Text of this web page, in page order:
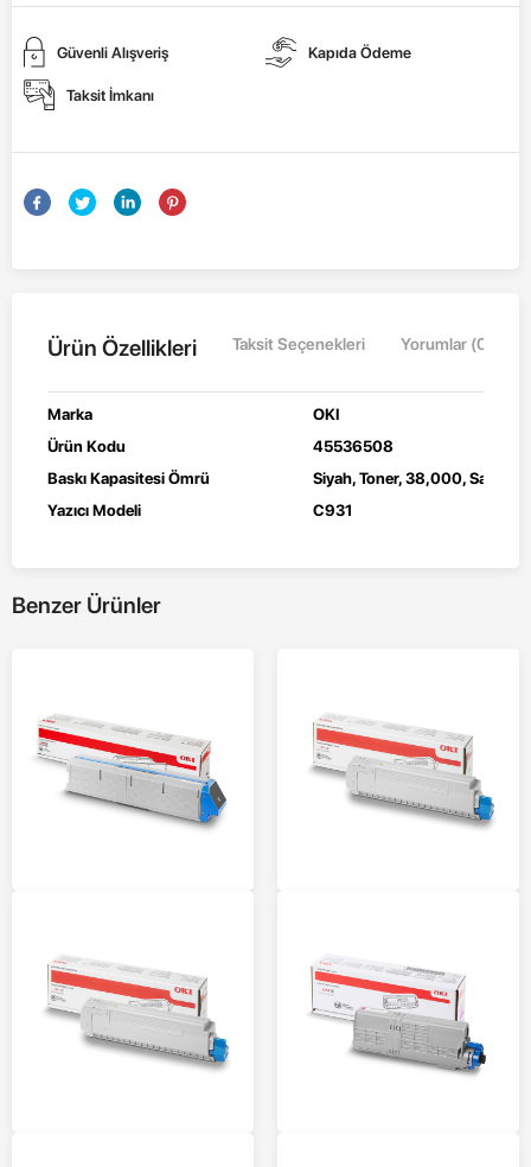
Güvenli Alışveriş Kapıda Ödeme
Taksit İmkanı
Ürün Özellikleri Taksit Seçenekleri Yorumlar (0)
Marka
OKI
Ürün Kodu
45536508
Baskı Kapasitesi Ömrü
Siyah, Toner, 38,000, Sayfa,
Yazıcı Modeli
C931
Benzer Ürünler